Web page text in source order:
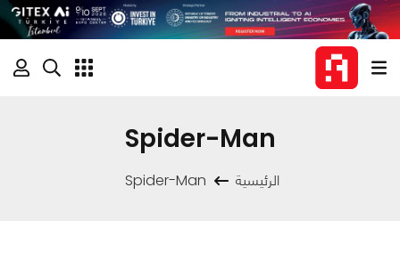
Spider-Man
الرئيسية Spider-Man